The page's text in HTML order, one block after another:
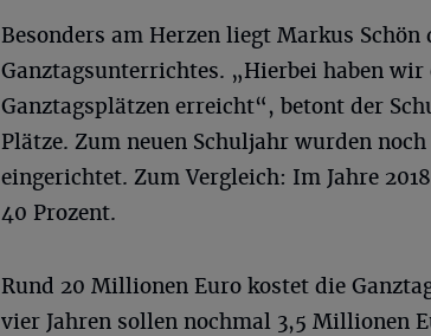
Besonders am Herzen liegt Markus Schön
Ganztagsunterrichtes. „Hierbei haben wir
Ganztagsplätzen erreicht“, betont der
Plätze. Zum neuen Schuljahr wurden
eingerichtet. Zum Vergleich: Im Jahre
40 Prozent.
Rund 20 Millionen Euro kostet die
vier Jahren sollen nochmal 3,5 Millionen